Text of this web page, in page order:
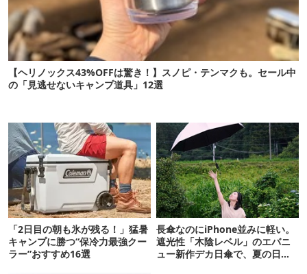
【ヘリノックス43%OFFは驚き！】スノピ・テンマクも。セール中
の「見逃せないキャンプ道具」12選
「2日目の朝も氷が残る！」猛暑
キャンプに勝つ“保冷力最強クー
ラー”おすすめ16選
長傘なのにiPhone並みに軽い。
遮光性「木陰レベル」のエバニ
ュー新作デカ日傘で、夏の日焼